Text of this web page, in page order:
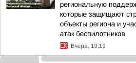
региональную
которые защищают
объекты региона и
атак беспилотников
Вчера, 19:19